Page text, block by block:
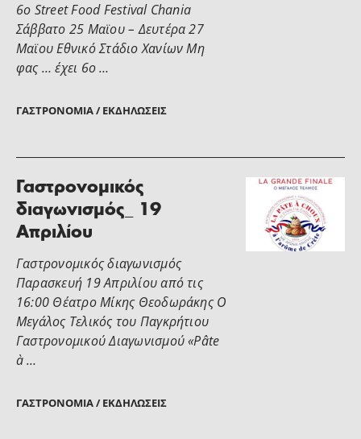
ΓΑΣΤΡΟΝΟΜΊΑ / ΕΚΔΗΛΏΣΕΙΣ
6ο Street Food Festival Chania
Σάββατο 25 Μαϊου – Δευτέρα 27
Μαϊου Εθνικό Στάδιο Χανίων Μη
φας … έχει 6ο …
ΓΑΣΤΡΟΝΟΜΊΑ / ΕΚΔΗΛΏΣΕΙΣ
Γαστρονομικός
διαγωνισμός_ 19
Απριλίου
Γαστρονομικός διαγωνισμός
Παρασκευή 19 Απριλίου από τις
16:00 Θέατρο Μίκης Θεοδωράκης Ο
Μεγάλος Τελικός του Παγκρήτιου
Γαστρονομικού Διαγωνισμού «Pâte
à …